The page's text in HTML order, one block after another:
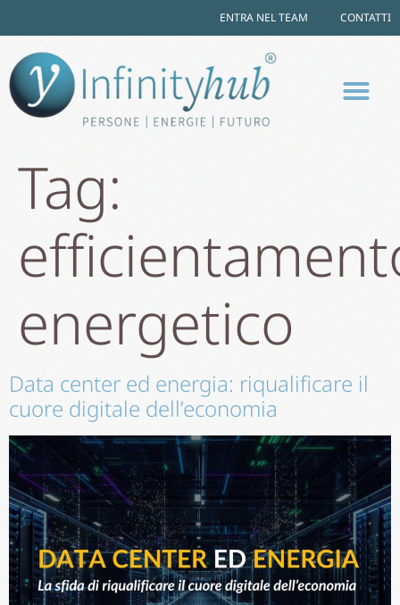
ENTRA NEL TEAM CONTATTI
Tag:
energetico
Data center ed energia: riqualificare il
cuore digitale dell’economia